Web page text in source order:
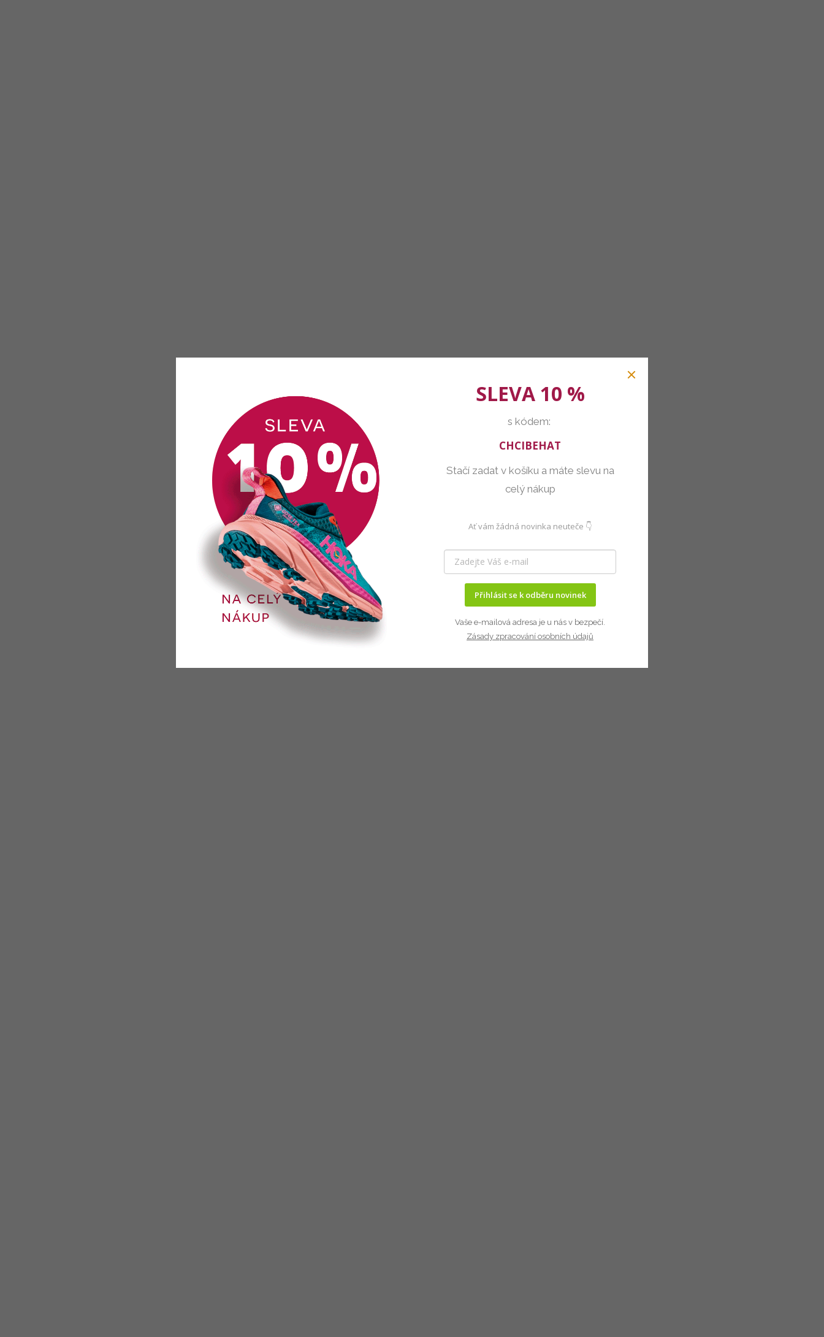
SLEVA 10 %
s kódem:
CHCIBEHAT
Stačí zadat v košíku a máte slevu na
celý nákup
Ať vám žádná novinka neuteče 👇
Přihlásit se k odběru novinek
Vaše e-mailová adresa je u nás v bezpečí.
Zásady zpracování osobních údajů